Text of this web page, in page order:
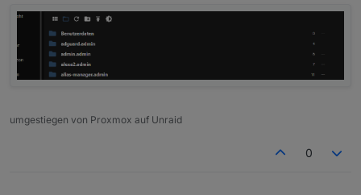
umgestiegen von Proxmox auf Unraid
0